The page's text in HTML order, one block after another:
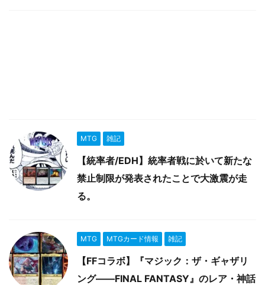
MTG 雑記
【統率者/EDH】統率者戦に於いて新たな
禁止制限が発表されたことで大激震が走
る。
MTG MTGカード情報 雑記
【FFコラボ】『マジック：ザ・ギャザリ
ング――FINAL FANTASY』のレア・神話